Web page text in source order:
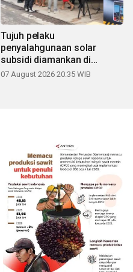
Tujuh pelaku
penyalahgunaan solar
subsidi diamankan di
Sumbar
07 August 2026 20:35 WIB